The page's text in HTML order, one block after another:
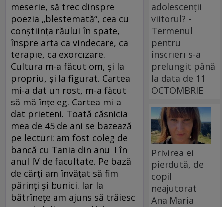
meserie, să trec dinspre
poezia „blestemată“, cea cu
conștiința răului în spate,
înspre arta ca vindecare, ca
terapie, ca exorcizare.
Cultura m-a făcut om, și la
propriu, și la figurat. Cartea
mi-a dat un rost, m-a făcut
să mă înțeleg. Cartea mi-a
dat prieteni. Toată căsnicia
mea de 45 de ani se bazează
pe lecturi: am fost coleg de
bancă cu Tania din anul I în
anul IV de facultate. Pe bază
de cărți am învățat să fim
părinți și bunici. Iar la
bătrînețe am ajuns să trăiesc
adolescenții
viitorul? -
Termenul
pentru
înscrieri s-a
prelungit până
la data de 11
OCTOMBRIE
Privirea ei
pierdută, de
copil
neajutorat
Ana Maria